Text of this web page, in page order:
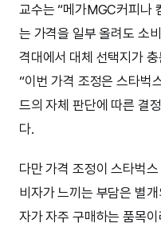
교수는 “메가MGC커피나
는 가격을 일부 올려도 소
격대에서 대체 선택지가
“이번 가격 조정은 스타벅
드의 자체 판단에 따른 결
다.
다만 가격 조정이 스타벅
비자가 느끼는 부담은 별
자가 자주 구매하는 품목